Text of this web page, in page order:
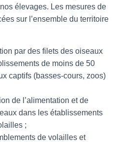
élevages. Les mesures de
sur l’ensemble du territoire
par des filets des oiseaux
de moins de 50
captifs (basses-cours, zoos)
de l’alimentation et de
dans les établissements
;
de volailles et